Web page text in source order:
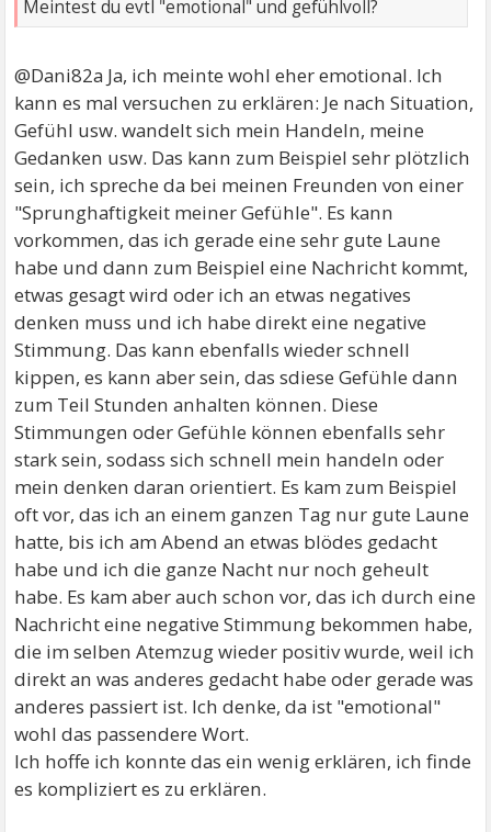
Meintest du evtl "emotional" und gefühlvoll?
@Dani82a Ja, ich meinte wohl eher emotional. Ich
kann es mal versuchen zu erklären: Je nach Situation,
Gefühl usw. wandelt sich mein Handeln, meine
Gedanken usw. Das kann zum Beispiel sehr plötzlich
sein, ich spreche da bei meinen Freunden von einer
"Sprunghaftigkeit meiner Gefühle". Es kann
vorkommen, das ich gerade eine sehr gute Laune
habe und dann zum Beispiel eine Nachricht kommt,
etwas gesagt wird oder ich an etwas negatives
denken muss und ich habe direkt eine negative
Stimmung. Das kann ebenfalls wieder schnell
kippen, es kann aber sein, das sdiese Gefühle dann
zum Teil Stunden anhalten können. Diese
Stimmungen oder Gefühle können ebenfalls sehr
stark sein, sodass sich schnell mein handeln oder
mein denken daran orientiert. Es kam zum Beispiel
oft vor, das ich an einem ganzen Tag nur gute Laune
hatte, bis ich am Abend an etwas blödes gedacht
habe und ich die ganze Nacht nur noch geheult
habe. Es kam aber auch schon vor, das ich durch eine
Nachricht eine negative Stimmung bekommen habe,
die im selben Atemzug wieder positiv wurde, weil ich
direkt an was anderes gedacht habe oder gerade was
anderes passiert ist. Ich denke, da ist "emotional"
wohl das passendere Wort.
Ich hoffe ich konnte das ein wenig erklären, ich finde
es kompliziert es zu erklären.